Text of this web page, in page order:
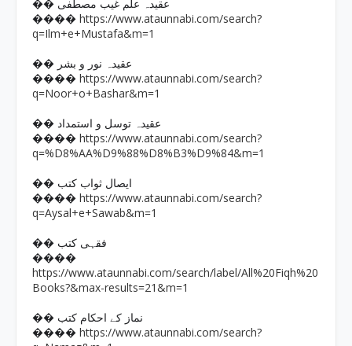
�� عقیدہ علم غیب مصطفی
���� https://www.ataunnabi.com/search?
q=Ilm+e+Mustafa&m=1
�� عقیدہ نور و بشر
���� https://www.ataunnabi.com/search?
q=Noor+o+Bashar&m=1
�� عقیدہ توسل و استمداد
���� https://www.ataunnabi.com/search?
q=%D8%AA%D9%88%D8%B3%D9%84&m=1
�� ایصال ثواب کتب
���� https://www.ataunnabi.com/search?
q=Aysal+e+Sawab&m=1
�� فقہی کتب
����
https://www.ataunnabi.com/search/label/All%20Fiqh%20
Books?&max-results=21&m=1
�� نماز کے احکام کتب
���� https://www.ataunnabi.com/search?